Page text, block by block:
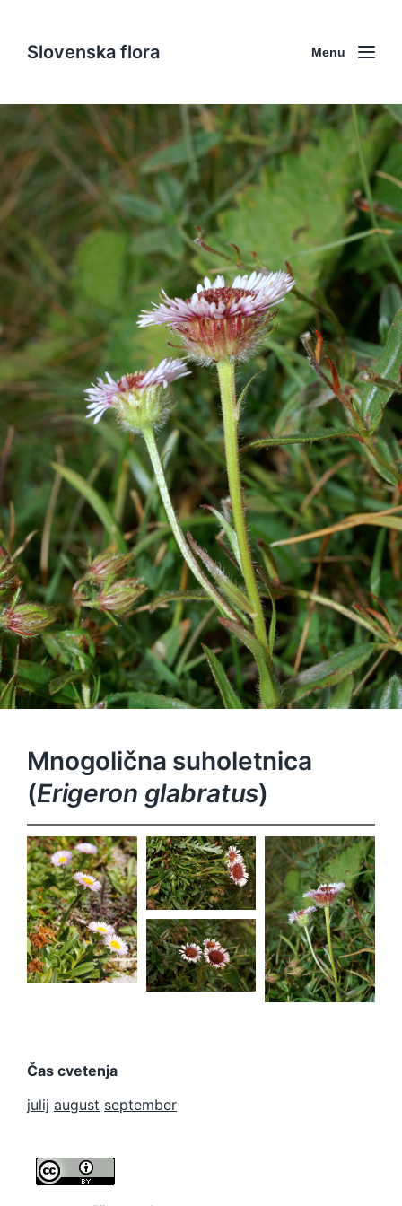
Slovenska flora Menu
Mnogolična suholetnica
(Erigeron glabratus)
Erigeron
glabratus
Erigeron
glabratus
Erigeron
glabratus
Erigeron
glabratus
Čas cvetenja
julij august september